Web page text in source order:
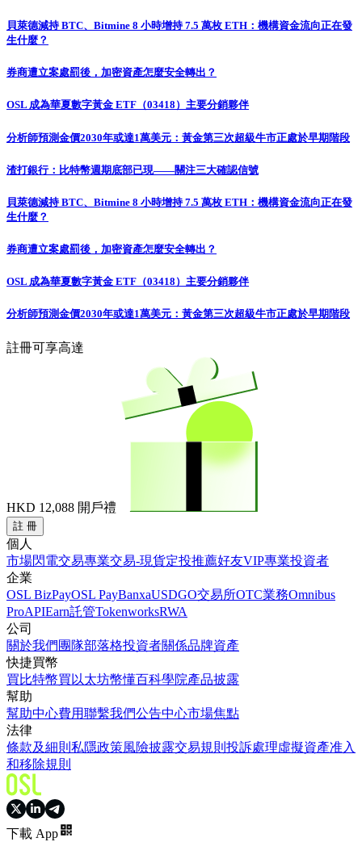
貝萊德減持 BTC、Bitmine 8 小時增持 7.5 萬枚 ETH：機構資金流向正在發
生什麼？
券商遭立案處罰後，加密資產怎麼安全轉出？
OSL 成為華夏數字黃金 ETF（03418）主要分銷夥伴
分析師預測金價2030年或達1萬美元：黃金第三次超級牛市正處於早期階段
渣打銀行：比特幣週期底部已現——關注三大確認信號
貝萊德減持 BTC、Bitmine 8 小時增持 7.5 萬枚 ETH：機構資金流向正在發
生什麼？
券商遭立案處罰後，加密資產怎麼安全轉出？
OSL 成為華夏數字黃金 ETF（03418）主要分銷夥伴
分析師預測金價2030年或達1萬美元：黃金第三次超級牛市正處於早期階段
註冊可享高達
HKD 12,088 開戶禮
註 冊
個人
市場閃電交易專業交易-現貨定投推薦好友VIP專業投資者
企業
OSL BizPayOSL PayBanxaUSDGO交易所OTC業務Omnibus
ProAPIEarn託管TokenworksRWA
公司
關於我們 團隊部落格投資者關係品牌資產
快捷買幣
買比特幣買以太坊幣懂百科學院產品披露
幫助
幫助中心費用聯繫我們公告中心市場焦點
法律
條款及細則 私隱政策風險披露交易規則 投訴處理虛擬資產准入
和移除規則
下載 App